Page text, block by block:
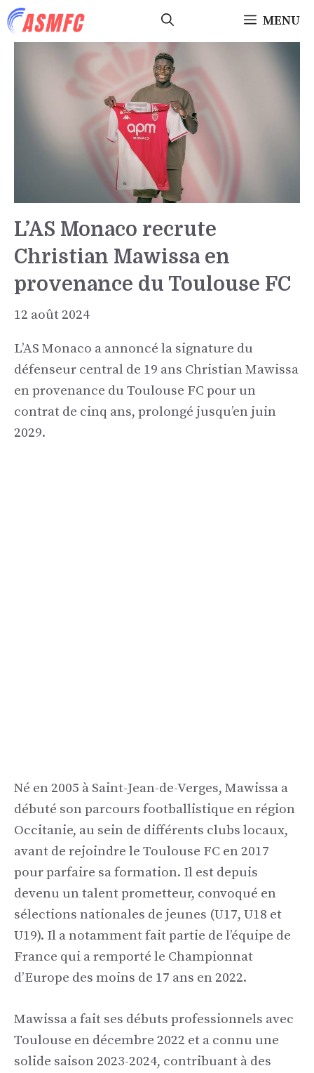
Aller
au
MENU
L’AS Monaco recrute
Christian Mawissa en
provenance du Toulouse FC
12 août 2024
L’AS Monaco a annoncé la signature du
défenseur central de 19 ans Christian Mawissa
en provenance du Toulouse FC pour un
contrat de cinq ans, prolongé jusqu’en juin
2029.
Né en 2005 à Saint-Jean-de-Verges, Mawissa a
débuté son parcours footballistique en région
Occitanie, au sein de différents clubs locaux,
avant de rejoindre le Toulouse FC en 2017
pour parfaire sa formation. Il est depuis
devenu un talent prometteur, convoqué en
sélections nationales de jeunes (U17, U18 et
U19). Il a notamment fait partie de l’équipe de
France qui a remporté le Championnat
d’Europe des moins de 17 ans en 2022.
Mawissa a fait ses débuts professionnels avec
Toulouse en décembre 2022 et a connu une
solide saison 2023-2024, contribuant à des